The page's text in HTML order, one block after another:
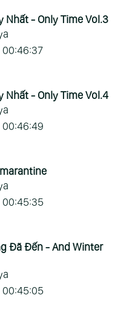
Nhất - Only Time Vol.3
Nhất - Only Time Vol.4
Đã Đến - And Winter